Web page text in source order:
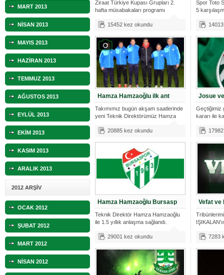
MART 2013
NİSAN 2013
MAYIS 2013
HAZİRAN 2013
TEMMUZ 2013
AĞUSTOS 2013
EYLÜL 2013
EKİM 2013
KASIM 2013
ARALIK 2013
2012 ARŞİV
OCAK 2012
ŞUBAT 2012
MART 2012
NİSAN 2012
Ziraat Türkiye Kupası Grupları 2.
hafta müsabakaları programı
15452 kez okundu
Spor Toto
5
Hamza Hamzaoğlu ilk ant
Takımımız bugün akşam saatlerinde
yeni Teknik Direktörümüz Hamza
20885 kez okundu
Josue
Geçtiğimiz
kararı ile
Hamza Hamzaoğlu Bursasp
Teknik Direktör Hamza Hamzaoğlu
ile 1.5 yıllık anlaşma sağlandı.
29001 kez okundu
Vefat ve
7283